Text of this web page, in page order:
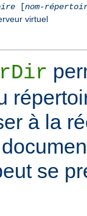
[nom-
virtuel
à la
se